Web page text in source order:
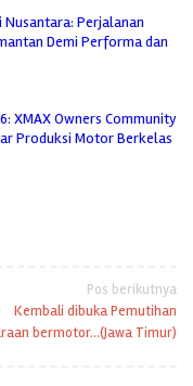
Nusantara: Perjalanan
Demi Performa dan
XMAX Owners Community
Produksi Motor Berkelas
Pos berikutnya
Kembali dibuka Pemutihan
bermotor…(Jawa Timur)